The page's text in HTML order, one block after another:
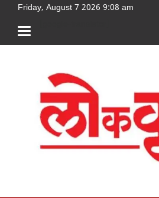
Friday, August 7 2026 9:08 am